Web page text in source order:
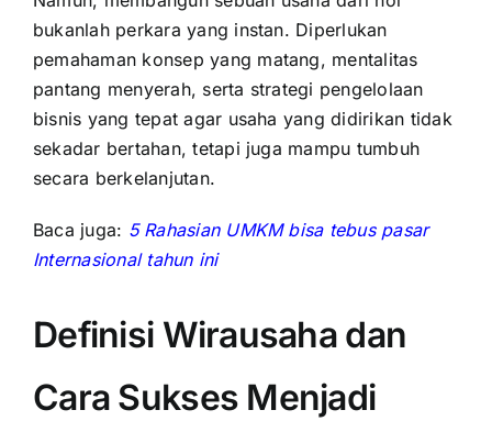
bukanlah perkara yang instan. Diperlukan
pemahaman konsep yang matang, mentalitas
pantang menyerah, serta strategi pengelolaan
bisnis yang tepat agar usaha yang didirikan tidak
sekadar bertahan, tetapi juga mampu tumbuh
secara berkelanjutan.
Baca juga: 5 Rahasian UMKM bisa tebus pasar
Internasional tahun ini
Definisi Wirausaha dan
Cara Sukses Menjadi